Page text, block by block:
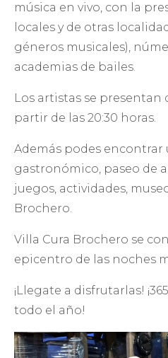
música en vivo, con la
locales y de otras
géneros musicales),
academias de bailes.
Los artistas se presentan
partir de las 20:30 horas.
Además podes
gastronómico, paseo de
juegos, actividades,
Brochero.
Villa Cura Brochero se
epicentro de las noches
¡Llegate a disfrutarlas!
todo el año!